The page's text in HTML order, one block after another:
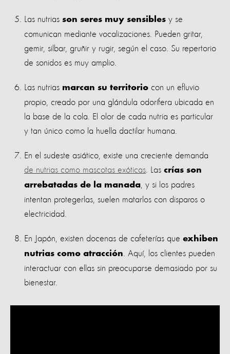
Las nutrias son seres muy sensibles y se
comunican mediante vocalizaciones. Pueden gritar,
gemir, silbar, gruñir y rugir, según el caso. Su repertorio
de sonidos es muy amplio.
Las nutrias marcan su territorio con un efluvio
propio, creado por una glándula odorífera ubicada en
la base de la cola. El olor de cada nutria es particular
y tan único como la huella dactilar humana.
En el sudeste asiático, existe una creciente demanda
de nutrias como mascotas exóticas. Las crías son
arrebatadas de la manada, y si los padres
intentan protegerlas, suelen matarlos con disparos o
electricidad.
En Japón, existen docenas de cafeterías que exhiben
nutrias como atracción. Aquí, los clientes pueden
interactuar con ellas sin preocuparse demasiado por su
bienestar.